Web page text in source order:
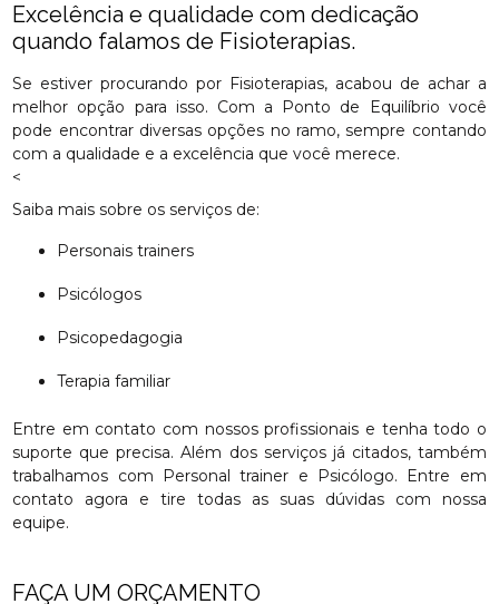
Excelência e qualidade com dedicação
quando falamos de Fisioterapias.
Se estiver procurando por Fisioterapias, acabou de achar a
melhor opção para isso. Com a Ponto de Equilíbrio você
pode encontrar diversas opções no ramo, sempre contando
com a qualidade e a excelência que você merece.
<
Saiba mais sobre os serviços de:
Personais trainers
Psicólogos
Psicopedagogia
Terapia familiar
Entre em contato com nossos profissionais e tenha todo o
suporte que precisa. Além dos serviços já citados, também
trabalhamos com Personal trainer e Psicólogo. Entre em
contato agora e tire todas as suas dúvidas com nossa
equipe.
FAÇA UM ORÇAMENTO